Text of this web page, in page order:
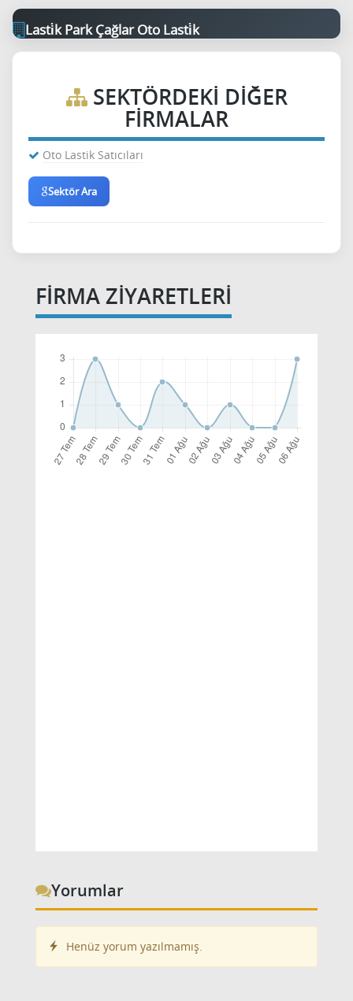
Lasti̇k Park Çağlar Oto Lasti̇k
SEKTÖRDEKI DIĞER
FIRMALAR
Oto Lastik Satıcıları
Sektör Ara
FİRMA ZİYARETLERİ
Yorumlar
Henüz yorum yazılmamış.